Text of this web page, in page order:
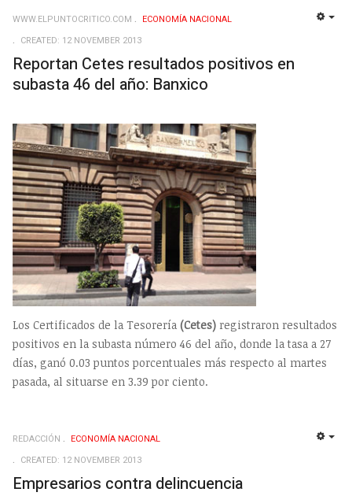
WWW.ELPUNTOCRITICO.COM
ECONOMÍ­A NACIONAL
CREATED: 12 NOVEMBER 2013
Reportan Cetes resultados positivos en
subasta 46 del año: Banxico
Los Certificados de la Tesorería (Cetes) registraron resultados
positivos en la subasta número 46 del año, donde la tasa a 27
días, ganó 0.03 puntos porcentuales más respecto al martes
pasada, al situarse en 3.39 por ciento.
REDACCIÓN
ECONOMÍ­A NACIONAL
CREATED: 12 NOVEMBER 2013
Empresarios contra delincuencia